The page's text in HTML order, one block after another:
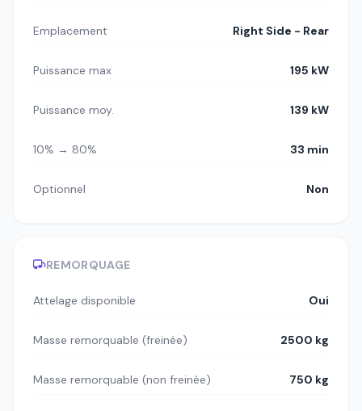
Emplacement Right Side - Rear
Puissance max 195 kW
Puissance moy. 139 kW
10% → 80% 33 min
Optionnel Non
REMORQUAGE
Attelage disponible Oui
Masse remorquable (freinée) 2500 kg
Masse remorquable (non freinée) 750 kg